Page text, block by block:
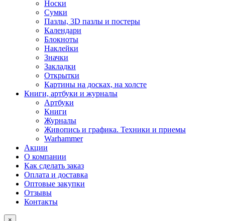
Носки
Сумки
Пазлы, 3D пазлы и постеры
Календари
Блокноты
Наклейки
Значки
Закладки
Открытки
Картины на досках, на холсте
Книги, артбуки и журналы
Артбуки
Книги
Журналы
Живопись и графика. Техники и приемы
Warhammer
Акции
О компании
Как сделать заказ
Оплата и доставка
Оптовые закупки
Отзывы
Контакты